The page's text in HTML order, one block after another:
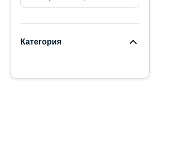
Категория